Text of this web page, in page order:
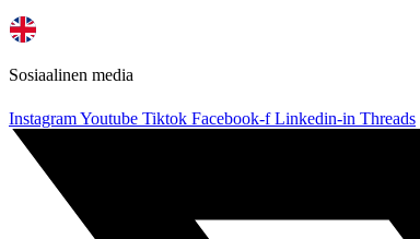
Sosiaalinen media
InstagramYoutube Tiktok Facebook-f Linkedin-in Threads